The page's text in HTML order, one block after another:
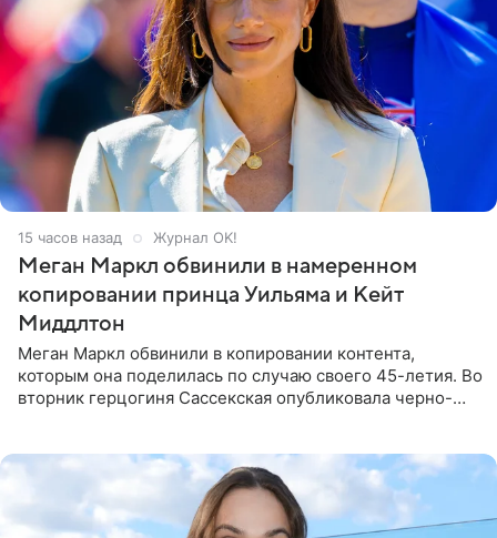
15 часов назад Журнал OK!
Меган Маркл обвинили в намеренном
копировании принца Уильяма и Кейт
Миддлтон
Меган Маркл обвинили в копировании контента,
которым она поделилась по случаю своего 45-летия. Во
вторник герцогиня Сассекская опубликовала черно-